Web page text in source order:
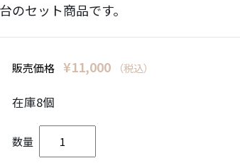
のセット商品です。
販売価格 ¥11,000 （税込）
在庫8個
数量
宅焼鳥ミールキットとワイド焼台セ
ット個